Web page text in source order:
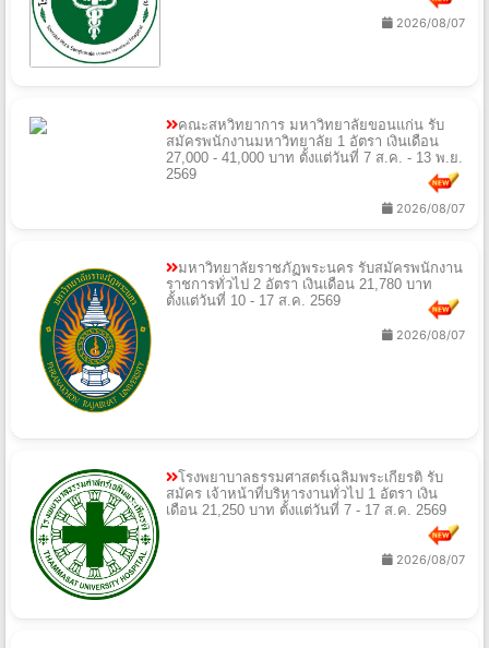
2026/08/07
คณะสหวิทยาการ มหาวิทยาลัยขอนแก่น รับ
สมัครพนักงานมหาวิทยาลัย 1 อัตรา เงินเดือน
27,000 - 41,000 บาท ตั้งแต่วันที่ 7 ส.ค. - 13 พ.ย.
2569
2026/08/07
มหาวิทยาลัยราชภัฏพระนคร รับสมัครพนักงาน
ราชการทั่วไป 2 อัตรา เงินเดือน 21,780 บาท
ตั้งแต่วันที่ 10 - 17 ส.ค. 2569
2026/08/07
โรงพยาบาลธรรมศาสตร์เฉลิมพระเกียรติ รับ
สมัคร เจ้าหน้าที่บริหารงานทั่วไป 1 อัตรา เงิน
เดือน 21,250 บาท ตั้งแต่วันที่ 7 - 17 ส.ค. 2569
2026/08/07